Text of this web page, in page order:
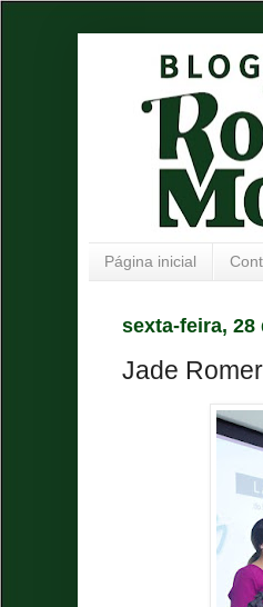
Página inicial
sexta-feira, 28
Jade